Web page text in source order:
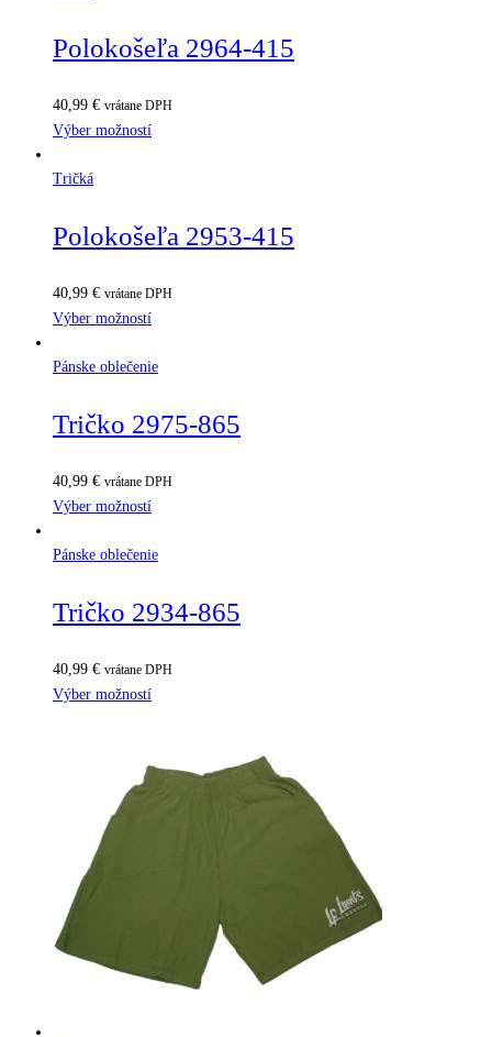
Polokošeľa 2964-415
40,99 € vrátane DPH
Výber možností
Tričká
Polokošeľa 2953-415
40,99 € vrátane DPH
Výber možností
Pánske oblečenie
Tričko 2975-865
40,99 € vrátane DPH
Výber možností
Pánske oblečenie
Tričko 2934-865
40,99 € vrátane DPH
Výber možností